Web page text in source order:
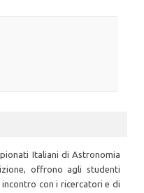
Italiani di Astronomia
offrono agli studenti
incontro con i ricercatori e di